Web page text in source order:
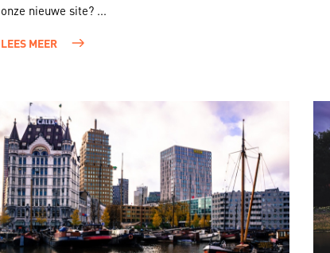
onze nieuwe site? ...
LEES MEER